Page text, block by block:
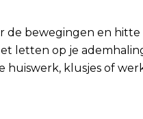
de bewegingen en
letten op je
huiswerk, klusjes of